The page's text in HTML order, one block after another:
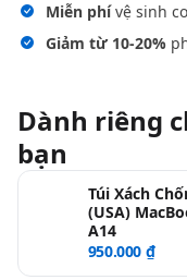
Miễn phívệ sinh
Giảm từ 10-20%
Dành riêng
bạn
Túi Xách
(USA)
A14
950.000 ₫